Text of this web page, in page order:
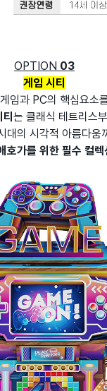
OPTION 03
게임 시티
임과 PC의 핵심요소
는 클래식 테트리스
대의 시각적 아름다움
호가를 위한 필수 컬렉